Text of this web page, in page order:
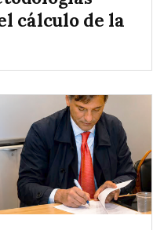
cálculo de la